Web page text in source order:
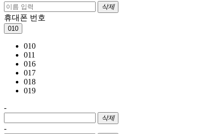
삭제
휴대폰 번호
010
010
011
016
017
018
019
-
삭제
-